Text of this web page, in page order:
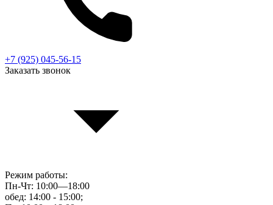
+7 (925) 045-56-15
Заказать звонок
Режим работы:
Пн-Чт: 10:00—18:00
обед: 14:00 - 15:00;